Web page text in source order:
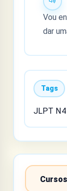
Vou
dar
Tags
JLPT N4